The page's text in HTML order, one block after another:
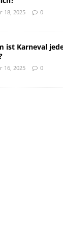
18, 2025 0
ist Karneval
16, 2025 0